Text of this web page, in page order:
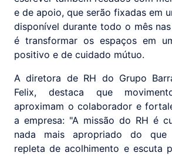
e de apoio, que serão fixadas em
disponível durante todo o mês
é transformar os espaços em
positivo e de cuidado mútuo.
A diretora de RH do Grupo
Felix, destaca que
aproximam o colaborador e
a empresa: "A missão do RH é
nada mais apropriado do que
repleta de acolhimento e escuta